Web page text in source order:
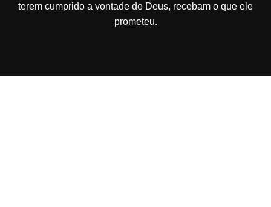
terem cumprido a vontade de Deus, recebam o que ele
prometeu.